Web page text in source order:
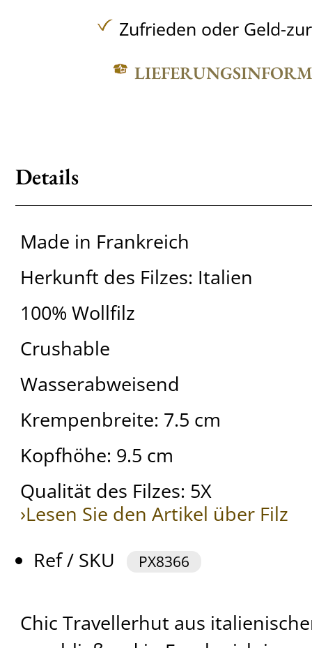
Zufrieden oder Geld-
Details
Made in Frankreich
Herkunft des Filzes: Italien
100% Wollfilz
Crushable
Wasserabweisend
Krempenbreite: 7.5 cm
Kopfhöhe: 9.5 cm
Qualität des Filzes: 5X
›Lesen Sie den Artikel über Filz
Ref / SKU
PX8366
Chic Travellerhut aus